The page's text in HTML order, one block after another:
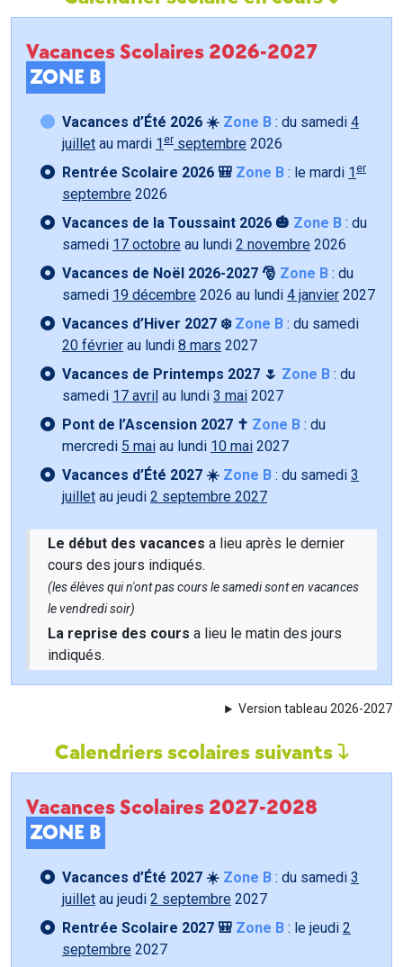
Vacances Scolaires 2026-2027
ZONE B
Vacances d’Été 2026 ☀️ Zone B : du samedi 4
juillet au mardi 1 er septembre 2026
Rentrée Scolaire 2026 🎒 Zone B : le mardi 1 er
septembre 2026
Vacances de la Toussaint 2026 🎃 Zone B : du
samedi 17 octobre au lundi 2 novembre 2026
Vacances de Noël 2026-2027 🎅 Zone B : du
samedi 19 décembre 2026 au lundi 4 janvier 2027
Vacances d’Hiver 2027 ❄️ Zone B : du samedi
20 février au lundi 8 mars 2027
Vacances de Printemps 2027 🌷 Zone B : du
samedi 17 avril au lundi 3 mai 2027
Pont de l’Ascension 2027 ✝️ Zone B : du
mercredi 5 mai au lundi 10 mai 2027
Vacances d’Été 2027 ☀️ Zone B : du samedi 3
juillet au jeudi 2 septembre 2027
Le début des vacances a lieu après le dernier
cours des jours indiqués.
(les élèves qui n'ont pas cours le samedi sont en vacances
le vendredi soir)
La reprise des cours a lieu le matin des jours
indiqués.
Version tableau 2026-2027
Calendriers scolaires suivants
Vacances Scolaires 2027-2028
ZONE B
Vacances d’Été 2027 ☀️ Zone B : du samedi 3
juillet au jeudi 2 septembre 2027
Rentrée Scolaire 2027 🎒 Zone B : le jeudi 2
septembre 2027